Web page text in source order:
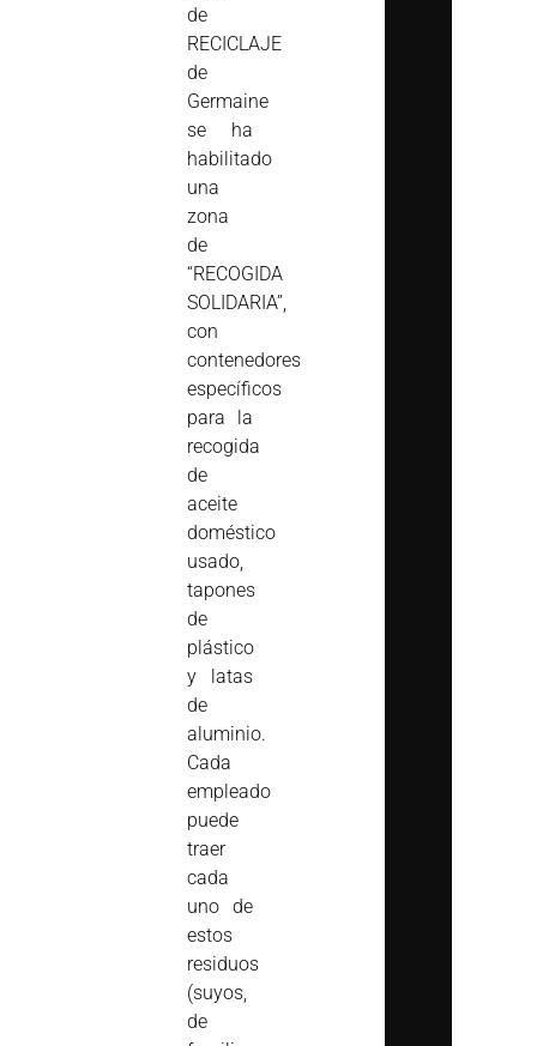
de
RECICLAJE
de
Germaine
se ha
habilitado
una
zona
de
“RECOGIDA
SOLIDARIA”,
con
contenedores
específicos
para la
recogida
de
aceite
doméstico
usado,
tapones
de
plástico
y latas
de
aluminio.
Cada
empleado
puede
traer
cada
uno de
estos
residuos
(suyos,
de